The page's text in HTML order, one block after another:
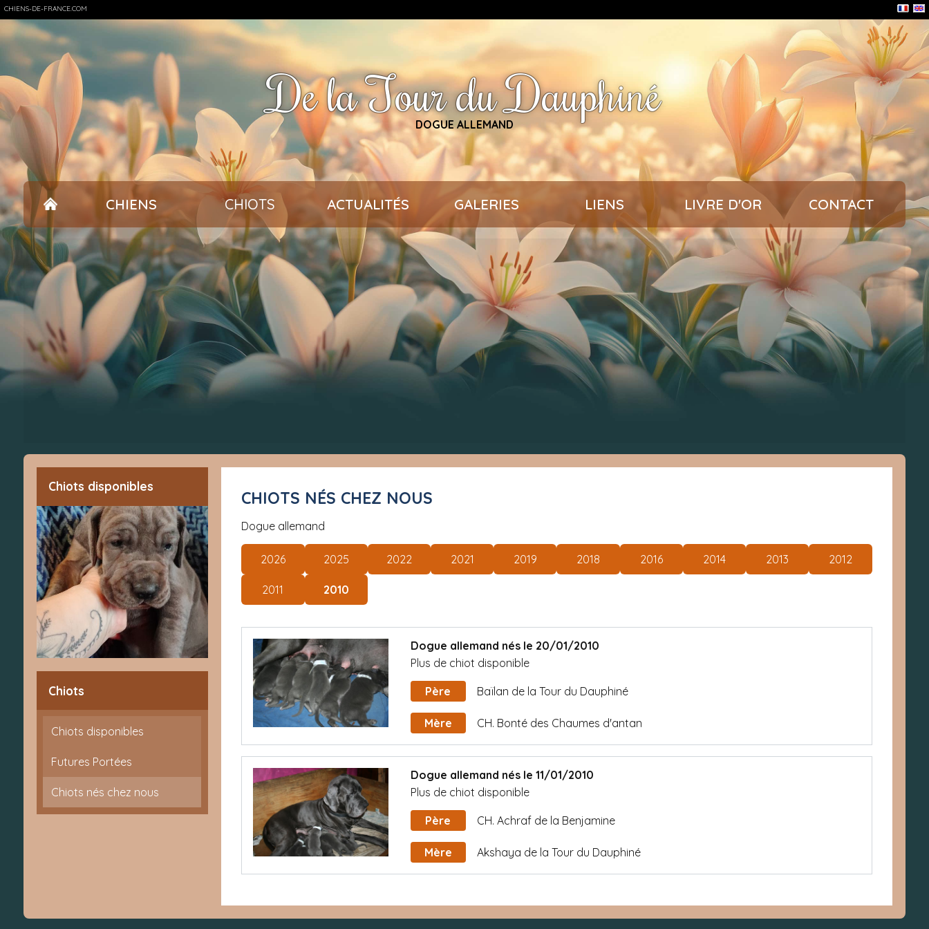
CHIENS-DE-FRANCE.COM
De la Tour du Dauphiné
DOGUE ALLEMAND
CHIENS CHIOTS ACTUALITÉS GALERIES LIENS LIVRE D'OR CONTACT
Chiots disponibles
Chiots
Chiots disponibles
Futures Portées
Chiots nés chez nous
CHIOTS NÉS CHEZ NOUS
Dogue allemand
2026 2025 2022 2021 2019 2018 2016 2014 2013 2012
2011 2010
Dogue allemand nés le 20/01/2010
Plus de chiot disponible
Père Baïlan de la Tour du Dauphiné
Mère CH. Bonté des Chaumes d'antan
Dogue allemand nés le 11/01/2010
Plus de chiot disponible
Père CH. Achraf de la Benjamine
Mère Akshaya de la Tour du Dauphiné